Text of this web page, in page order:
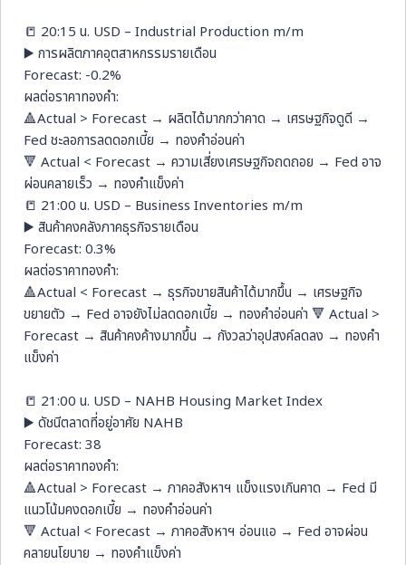
📒 20:15 น. USD – Industrial Production m/m
▶️ การผลิตภาคอุตสาหกรรมรายเดือน
Forecast: -0.2%
ผลต่อราคาทองคำ:
🔺Actual > Forecast → ผลิตได้มากกว่าคาด → เศรษฐกิจดูดี →
Fed ชะลอการลดดอกเบี้ย → ทองคำอ่อนค่า
🔻 Actual < Forecast → ความเสี่ยงเศรษฐกิจถดถอย → Fed อาจ
ผ่อนคลายเร็ว → ทองคำแข็งค่า
📒 21:00 น. USD – Business Inventories m/m
▶️ สินค้าคงคลังภาคธุรกิจรายเดือน
Forecast: 0.3%
ผลต่อราคาทองคำ:
🔺Actual < Forecast → ธุรกิจขายสินค้าได้มากขึ้น → เศรษฐกิจ
ขยายตัว → Fed อาจยังไม่ลดดอกเบี้ย → ทองคำอ่อนค่า 🔻 Actual >
Forecast → สินค้าคงค้างมากขึ้น → กังวลว่าอุปสงค์ลดลง → ทองคำ
แข็งค่า
📒 21:00 น. USD – NAHB Housing Market Index
▶️ ดัชนีตลาดที่อยู่อาศัย NAHB
Forecast: 38
ผลต่อราคาทองคำ:
🔺Actual > Forecast → ภาคอสังหาฯ แข็งแรงเกินคาด → Fed มี
แนวโน้มคงดอกเบี้ย → ทองคำอ่อนค่า
🔻 Actual < Forecast → ภาคอสังหาฯ อ่อนแอ → Fed อาจผ่อน
คลายนโยบาย → ทองคำแข็งค่า